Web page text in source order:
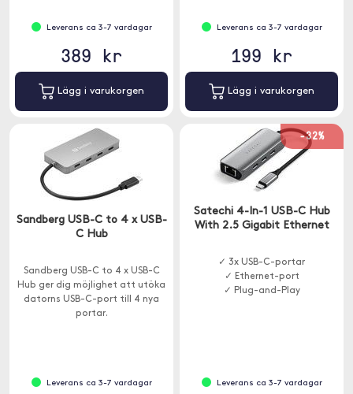
Leverans ca 3-7 vardagar
389 kr
Lägg i varukorgen
Leverans ca 3-7 vardagar
199 kr
Lägg i varukorgen
Sandberg USB-C to 4 x USB-
C Hub
Sandberg USB-C to 4 x USB-C
Hub ger dig möjlighet att utöka
datorns USB-C-port till 4 nya
portar.
Leverans ca 3-7 vardagar
-32%
Satechi 4-In-1 USB-C Hub
With 2.5 Gigabit Ethernet
✓ 3x USB-C-portar
✓ Ethernet-port
✓ Plug-and-Play
Leverans ca 3-7 vardagar